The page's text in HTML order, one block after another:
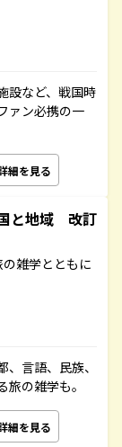
設など、戦国時
ァン必携の一
細を見る
と地域 改訂
雑学とともに
言語、民族、
の雑学も。
細を見る